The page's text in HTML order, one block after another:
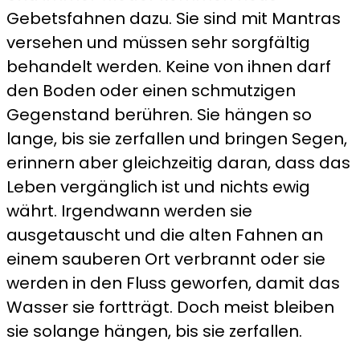
Gebetsfahnen dazu. Sie sind mit Mantras
versehen und müssen sehr sorgfältig
behandelt werden. Keine von ihnen darf
den Boden oder einen schmutzigen
Gegenstand berühren. Sie hängen so
lange, bis sie zerfallen und bringen Segen,
erinnern aber gleichzeitig daran, dass das
Leben vergänglich ist und nichts ewig
währt. Irgendwann werden sie
ausgetauscht und die alten Fahnen an
einem sauberen Ort verbrannt oder sie
werden in den Fluss geworfen, damit das
Wasser sie fortträgt. Doch meist bleiben
sie solange hängen, bis sie zerfallen.